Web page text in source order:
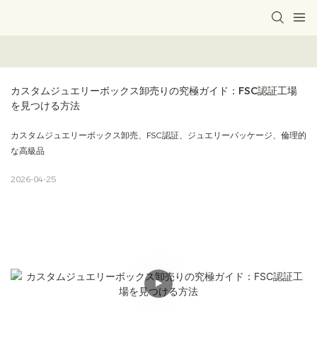
カスタムジュエリーボックス卸売りの究極ガイド：FSC認証工場
を見つける方法
カスタムジュエリーボックス卸売、FSC認証、ジュエリーパッケージ、倫理的
な高級品
2026-04-25